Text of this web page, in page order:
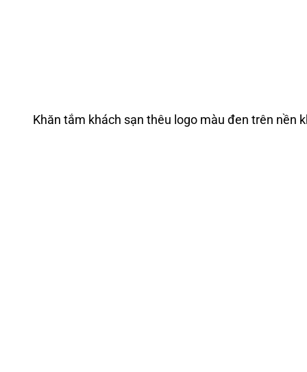
Khăn tắm khách sạn thêu logo màu đen trên nền